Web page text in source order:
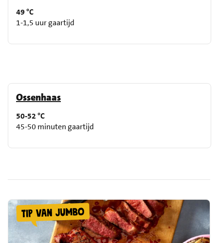
49 °C
1-1,5 uur gaartijd
Ossenhaas
50-52 °C
45-50 minuten gaartijd